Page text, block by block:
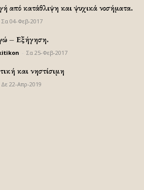
από κατάθλιψη και ψυχικά νοσήματα.
Σα 04-Φεβ-2017
– Εξήγηση.
Σα 25-Φεβ-2017
και νηστίσιμη
Δε 22-Απρ-2019